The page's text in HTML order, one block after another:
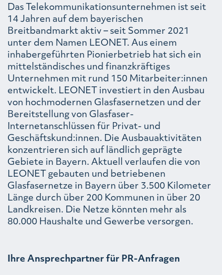
Das Telekommunikationsunternehmen ist seit
14 Jahren auf dem bayerischen
Breitbandmarkt aktiv – seit Sommer 2021
unter dem Namen LEONET. Aus einem
inhabergeführten Pionierbetrieb hat sich ein
mittelständisches und finanzkräftiges
Unternehmen mit rund 150 Mitarbeiter:innen
entwickelt. LEONET investiert in den Ausbau
von hochmodernen Glasfasernetzen und der
Bereitstellung von Glasfaser-
Internetanschlüssen für Privat- und
Geschäftskund:innen. Die Ausbauaktivitäten
konzentrieren sich auf ländlich geprägte
Gebiete in Bayern. Aktuell verlaufen die von
LEONET gebauten und betriebenen
Glasfasernetze in Bayern über 3.500 Kilometer
Länge durch über 200 Kommunen in über 20
Landkreisen. Die Netze könnten mehr als
80.000 Haushalte und Gewerbe versorgen.
Ihre Ansprechpartner für PR-Anfragen